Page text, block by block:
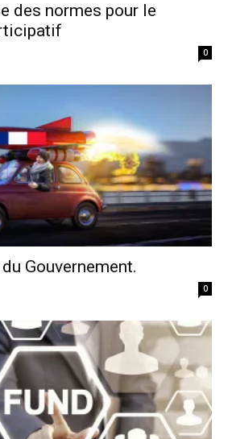
des normes pour le
0
Gouvernement.
0